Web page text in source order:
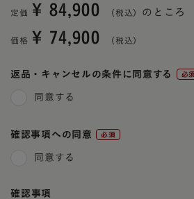
定価 ¥ 84,900 のところ
価格 ¥ 74,900
返品・キャンセルの条件に同意する
同意する
確認事項への同意
同意する
確認事項